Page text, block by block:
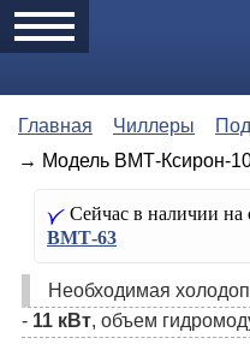
Главная Чиллеры
→ Модель ВМТ-Ксирон-
Сейчас в наличии на
ВМТ-63
Необходимая
- 11 кВт, объем